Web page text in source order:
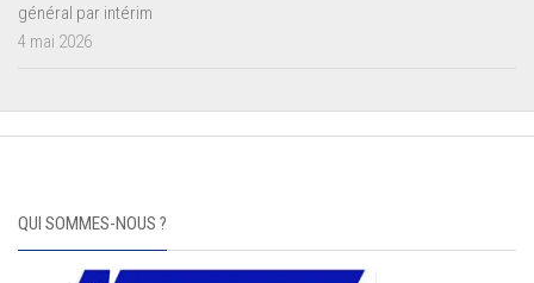
général par intérim
4 mai 2026
QUI SOMMES-NOUS ?